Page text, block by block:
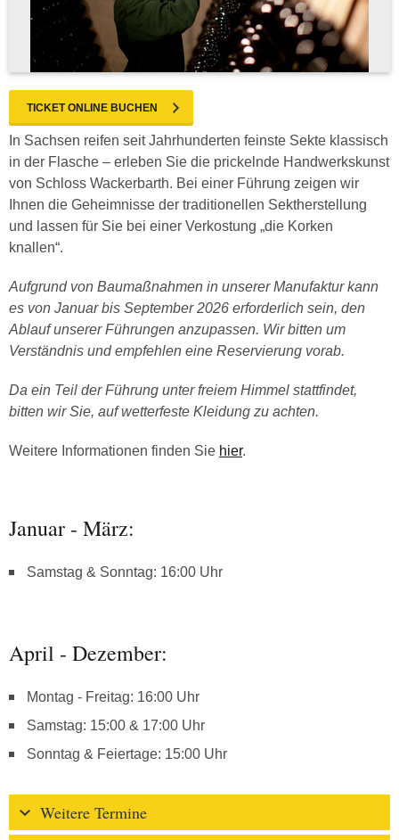
TICKET ONLINE BUCHEN
In Sachsen reifen seit Jahrhunderten feinste Sekte klassisch
in der Flasche – erleben Sie die prickelnde Handwerkskunst
von Schloss Wackerbarth. Bei einer Führung zeigen wir
Ihnen die Geheimnisse der traditionellen Sektherstellung
und lassen für Sie bei einer Verkostung „die Korken
knallen“.
Aufgrund von Baumaßnahmen in unserer Manufaktur kann
es von Januar bis September 2026 erforderlich sein, den
Ablauf unserer Führungen anzupassen. Wir bitten um
Verständnis und empfehlen eine Reservierung vorab.
Da ein Teil der Führung unter freiem Himmel stattfindet,
bitten wir Sie, auf wetterfeste Kleidung zu achten.
Weitere Informationen finden Sie hier.
Januar - März:
Samstag & Sonntag: 16:00 Uhr
April - Dezember:
Montag - Freitag: 16:00 Uhr
Samstag: 15:00 & 17:00 Uhr
Sonntag & Feiertage: 15:00 Uhr
Weitere Termine